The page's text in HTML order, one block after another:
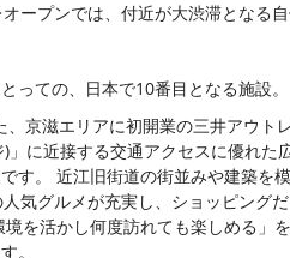
ープンでは、付近が大渋滞となる
っての、日本で10番目となる施設。
京滋エリアに初開業の三井アウト
」に近接する交通アクセスに優れ
す。 近江旧街道の街並みや建築を
気グルメが充実し、ショッピング
を活かし何度訪れても楽しめる」
。